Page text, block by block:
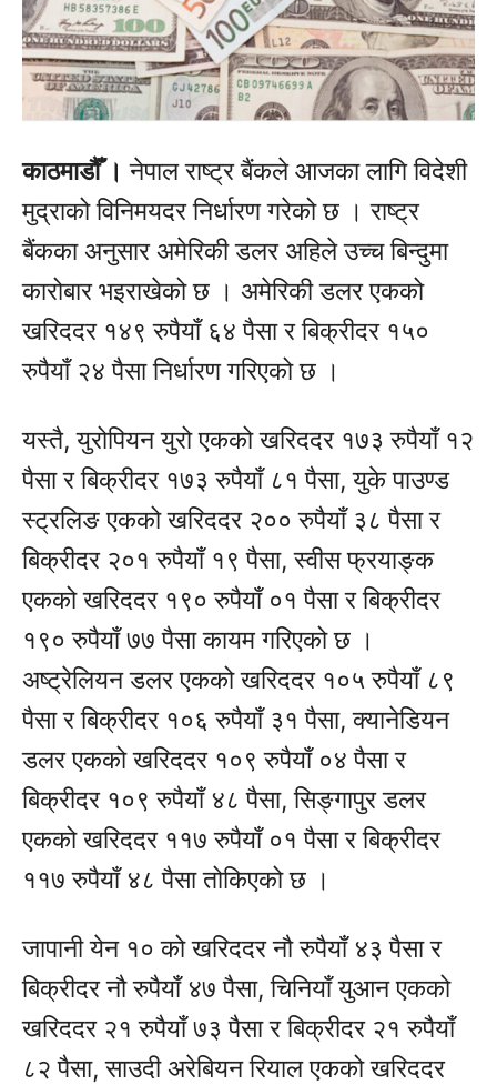
काठमाडौँ । नेपाल राष्ट्र बैंकले आजका लागि विदेशी
मुद्राको विनिमयदर निर्धारण गरेको छ । राष्ट्र
बैंकका अनुसार अमेरिकी डलर अहिले उच्च बिन्दुमा
कारोबार भइराखेको छ । अमेरिकी डलर एकको
खरिददर १४९ रुपैयाँ ६४ पैसा र बिक्रीदर १५०
रुपैयाँ २४ पैसा निर्धारण गरिएको छ ।
यस्तै, युरोपियन युरो एकको खरिददर १७३ रुपैयाँ १२
पैसा र बिक्रीदर १७३ रुपैयाँ ८१ पैसा, युके पाउण्ड
स्ट्रलिङ एकको खरिददर २०० रुपैयाँ ३८ पैसा र
बिक्रीदर २०१ रुपैयाँ १९ पैसा, स्वीस फ्रयाङ्क
एकको खरिददर १९० रुपैयाँ ०१ पैसा र बिक्रीदर
१९० रुपैयाँ ७७ पैसा कायम गरिएको छ ।
अष्ट्रेलियन डलर एकको खरिददर १०५ रुपैयाँ ८९
पैसा र बिक्रीदर १०६ रुपैयाँ ३१ पैसा, क्यानेडियन
डलर एकको खरिददर १०९ रुपैयाँ ०४ पैसा र
बिक्रीदर १०९ रुपैयाँ ४८ पैसा, सिङ्गापुर डलर
एकको खरिददर ११७ रुपैयाँ ०१ पैसा र बिक्रीदर
११७ रुपैयाँ ४८ पैसा तोकिएको छ ।
जापानी येन १० को खरिददर नौ रुपैयाँ ४३ पैसा र
बिक्रीदर नौ रुपैयाँ ४७ पैसा, चिनियाँ युआन एकको
खरिददर २१ रुपैयाँ ७३ पैसा र बिक्रीदर २१ रुपैयाँ
८२ पैसा, साउदी अरेबियन रियाल एकको खरिददर